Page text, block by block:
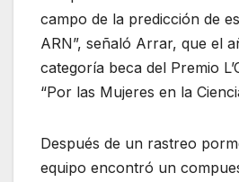
campo de la predicción de
ARN”, señaló Arrar, que el
categoría beca del Premio
“Por las Mujeres en la
Después de un rastreo
equipo encontró un